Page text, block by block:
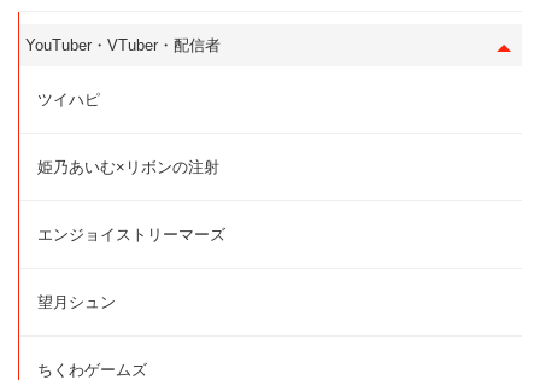
YouTuber・VTuber・配信者
ツイハピ
姫乃あいむ×リボンの注射
エンジョイストリーマーズ
望月シュン
ちくわゲームズ